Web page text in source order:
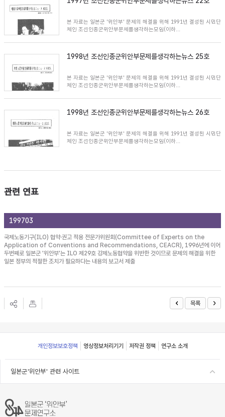
본 자료는 일본군 '위안부' 문제의 해결을 위해 1991년 결성된 시민단
체인 조선인종군위안부문제를생각하는모임(이하...
1998년 조선인종군위안부문제를생각하는뉴스 25호
본 자료는 일본군 '위안부' 문제의 해결을 위해 1991년 결성된 시민단
체인 조선인종군위안부문제를생각하는모임(이하...
1998년 조선인종군위안부문제를생각하는뉴스 26호
본 자료는 일본군 '위안부' 문제의 해결을 위해 1991년 결성된 시민단
체인 조선인종군위안부문제를생각하는모임(이하...
관련 연표
199703
국제노동기구(ILO) 협약·권고 적용 전문가위원회(Committee of Experts on the
Application of Conventions and Recommendations, CEACR), 1996년에 이어
두번째로 일본군 '위안부'는 ILO 제29호 강제노동협약을 위반한 것이므로 문제의 해결을 위한
일본 정부의 적절한 조치가 필요하다는 내용의 보고서 제출
목록
Footer
개인정보보호정책 영상정보처리기기 저작권 정책 연구소 소개
일본군'위안부' 관련 사이트